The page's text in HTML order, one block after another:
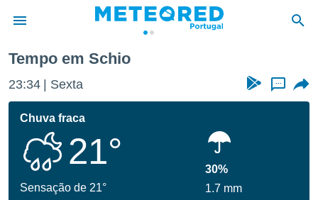
da
foi
fornecidas
a este
Tempo em Schio
23:34 Sexta ...
Chuva fraca
21°
Sensação de 21°
30%
1.7 mm